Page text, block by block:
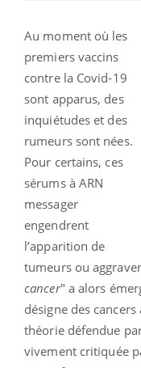
Au moment où les
premiers vaccins
contre la Covid-19
sont apparus, des
inquiétudes et des
rumeurs sont nées.
Pour certains, ces
sérums à ARN
messager
engendrent
l’apparition de
tumeurs ou
cancer" a alors
désigne des
théorie défendue
vivement critiquée